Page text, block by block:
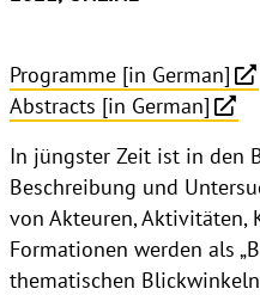
"Border
Complexities"
Programme [in German]
Abstracts [in German]
In jüngster Zeit ist in den
Beschreibung und
von Akteuren, Aktivitäten,
Formationen werden als
thematischen